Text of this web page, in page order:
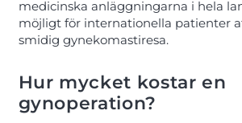
medicinska anläggningarna i hela
möjligt för internationella patienter
smidig gynekomastiresa.
Hur mycket kostar en
gynoperation?